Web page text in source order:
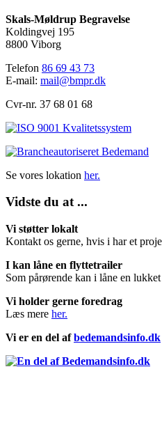
Skals-Møldrup Begravelse
Koldingvej 195
8800 Viborg
Telefon 86 69 43 73
E-mail: mail@bmpr.dk
Cvr-nr. 37 68 01 68
Se vores lokation her.
Vidste du at ...
Vi støtter lokalt
Kontakt os gerne, hvis i har et
I kan låne en flyttetrailer
Som pårørende kan i låne en
Vi holder gerne foredrag
Læs mere her.
Vi er en del afbedemandsinfo.dk